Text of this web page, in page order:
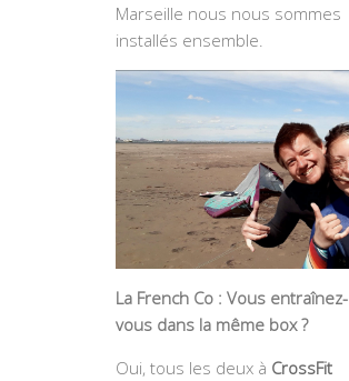
Marseille nous nous sommes
installés ensemble.
La French Co : Vous entraînez-
vous dans la même box ?
Oui, tous les deux à CrossFit